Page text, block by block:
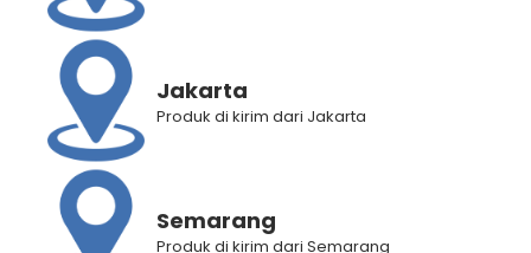
Paket 4 Karton Nestle Pure
Life 330mL (96 botol) Free
Mujigae Spicy Rapokki
205.200 171.000
Jakarta
Produk di kirim dari Jakarta
Semarang
Produk di kirim dari Semarang